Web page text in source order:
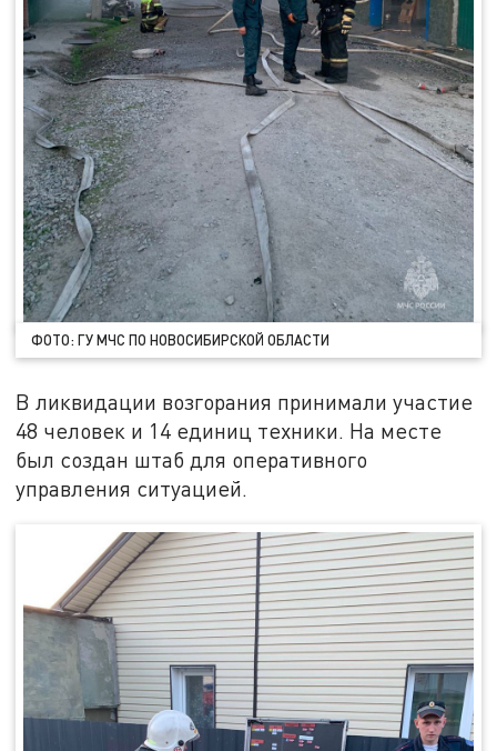
ФОТО: ГУ МЧС ПО НОВОСИБИРСКОЙ ОБЛАСТИ
В ликвидации возгорания принимали участие
48 человек и 14 единиц техники. На месте
был создан штаб для оперативного
управления ситуацией.